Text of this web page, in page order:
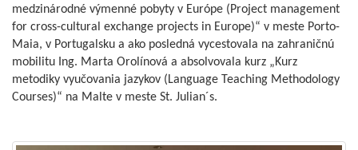
medzinárodné výmenné pobyty v Európe (Project management
for cross-cultural exchange projects in Europe)“ v meste Porto-
Maia, v Portugalsku a ako posledná vycestovala na zahraničnú
mobilitu Ing. Marta Orolínová a absolvovala kurz „Kurz
metodiky vyučovania jazykov (Language Teaching Methodology
Courses)“ na Malte v meste St. Julian´s.